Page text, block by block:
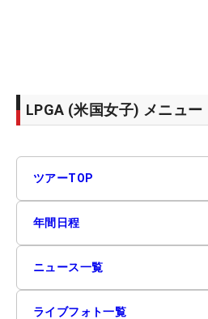
LPGA (米国女子) メニュー
ツアーTOP
年間日程
ニュース一覧
ライブフォト一覧